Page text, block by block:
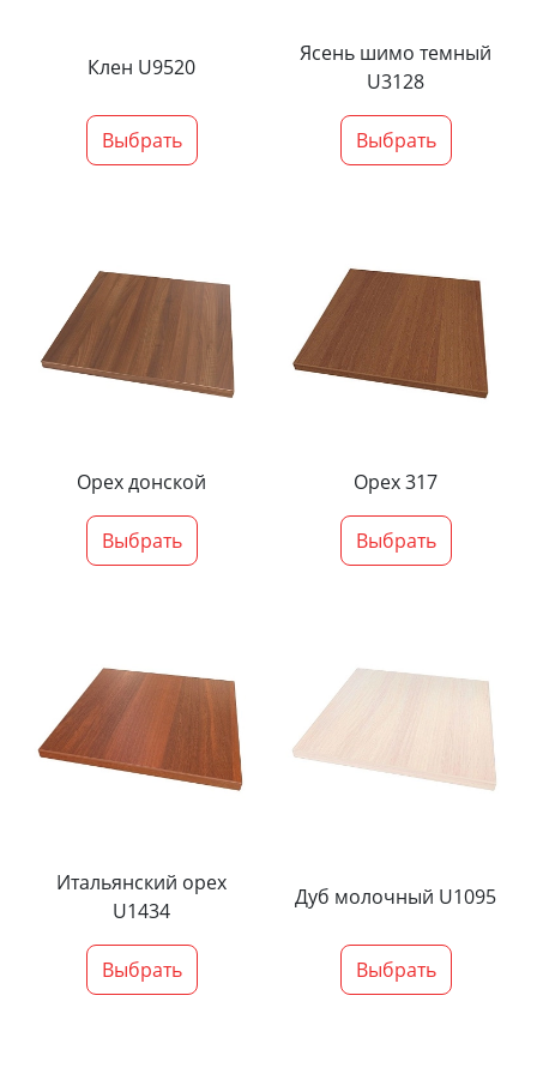
Клен U9520
Выбрать
Ясень шимо темный
U3128
Выбрать
Орех донской
Выбрать
Орех 317
Выбрать
Итальянский орех
U1434
Выбрать
Дуб молочный U1095
Выбрать